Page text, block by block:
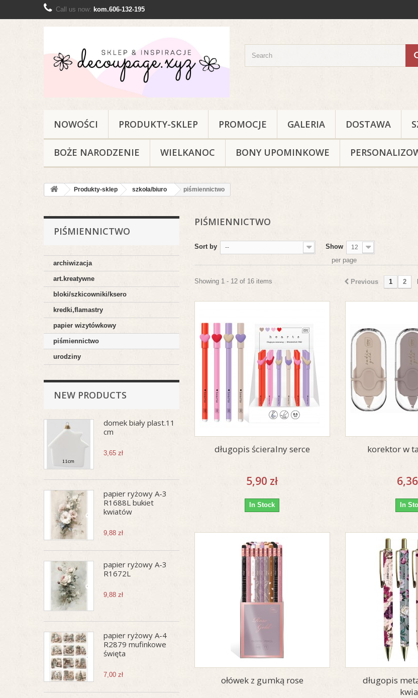
Call us now: kom.606-132-195
NOWOŚCI PRODUKTY-SKLEP PROMOCJE GALERIA DOSTAWA
BOŻE NARODZENIE WIELKANOC BONY UPOMINKOWE
Produkty-sklep szkoła/biuro piśmiennictwo
PIŚMIENNICTWO
archiwizacja
art.kreatywne
bloki/szkicowniki/ksero
kredki,flamastry
papier wizytówkowy
piśmiennictwo
urodziny
NEW PRODUCTS
domek biały plast.11
cm
3,65 zł
papier ryżowy A-3
R1688L bukiet
kwiatów
9,88 zł
papier ryżowy A-3
R1672L
9,88 zł
papier ryżowy A-4
R2879 mufinkowe
święta
7,00 zł
PIŚMIENNICTWO
Sort by -- Show 12
per page
Previous 1 2
Showing 1 - 12 of 16 items
długopis ścieralny serce
5,90 zł
In Stock
korektor w
In
ołówek z gumką rose
długopis